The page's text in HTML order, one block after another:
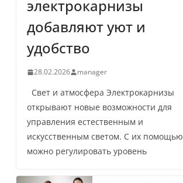
электрокарнизы
добавляют уют и
удобство
28.02.2026 manager
Свет и атмосфера Электрокарнизы
открывают новые возможности для
управления естественным и
искусственным светом. С их помощью
можно регулировать уровень